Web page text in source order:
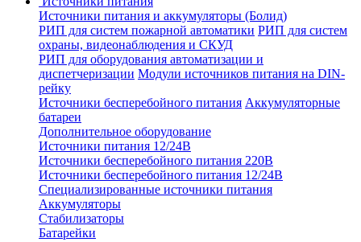
Источники питания и аккумуляторы (Болид)
РИП для систем пожарной автоматики РИП для систем
охраны, видеонаблюдения и СКУД
РИП для оборудования автоматизации и
диспетчеризации Модули источников питания на DIN-
рейку
Источники бесперебойного питания Аккумуляторные
батареи
Дополнительное оборудование
Источники питания 12/24В
Источники бесперебойного питания 220В
Источники бесперебойного питания 12/24В
Специализированные источники питания
Аккумуляторы
Стабилизаторы
Батарейки